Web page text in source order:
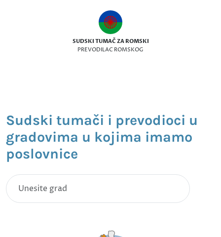
SUDSKI TUMAČ ZA ROMSKI
PREVODILAC ROMSKOG
Sudski tumači i prevodioci u
gradovima u kojima imamo
poslovnice